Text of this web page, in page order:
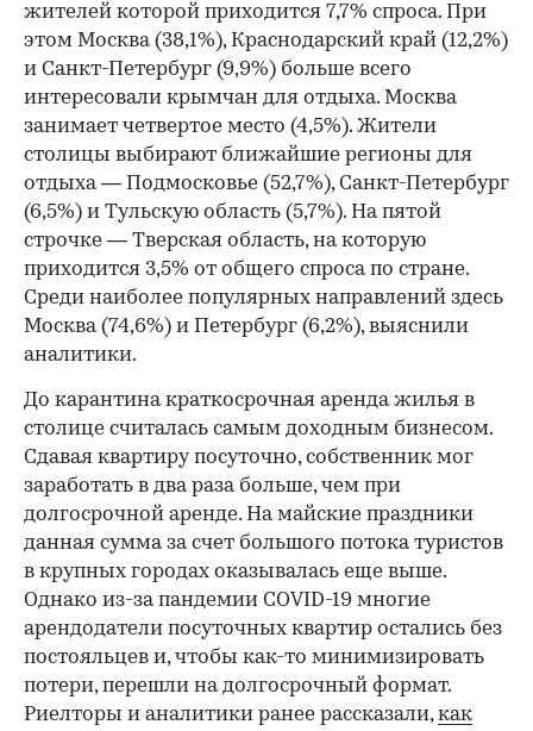
00:00 / 00:00
жителей которой приходится 7,7% спроса. При
этом Москва (38,1%), Краснодарский край (12,2%)
и Санкт-Петербург (9,9%) больше всего
интересовали крымчан для отдыха. Москва
занимает четвертое место (4,5%). Жители
столицы выбирают ближайшие регионы для
отдыха — Подмосковье (52,7%), Санкт-Петербург
(6,5%) и Тульскую область (5,7%). На пятой
строчке — Тверская область, на которую
приходится 3,5% от общего спроса по стране.
Среди наиболее популярных направлений здесь
Москва (74,6%) и Петербург (6,2%), выяснили
аналитики.
До карантина краткосрочная аренда жилья в
столице считалась самым доходным бизнесом.
Сдавая квартиру посуточно, собственник мог
заработать в два раза больше, чем при
долгосрочной аренде. На майские праздники
данная сумма за счет большого потока туристов
в крупных городах оказывалась еще выше.
Однако из-за пандемии COVID-19 многие
арендодатели посуточных квартир остались без
постояльцев и, чтобы как-то минимизировать
потери, перешли на долгосрочный формат.
Риелторы и аналитики ранее рассказали,как